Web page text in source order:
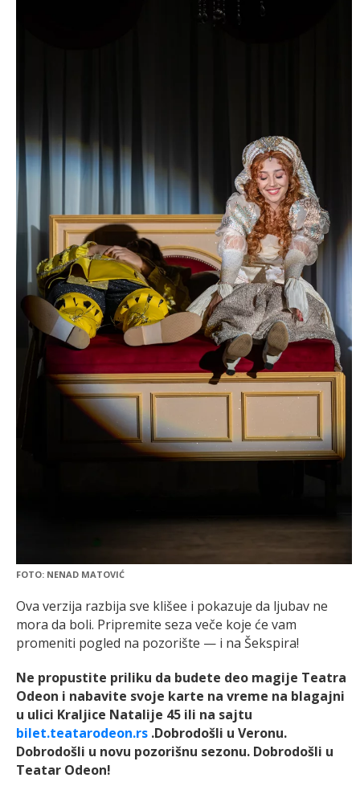
FOTO: NENAD MATOVIĆ
Ova verzija razbija sve klišee i pokazuje da ljubav ne
mora da boli. Pripremite seza veče koje će vam
promeniti pogled na pozorište — i na Šekspira!
Ne propustite priliku da budete deo magije Teatra
Odeon i nabavite svoje karte na vreme na blagajni
u ulici Kraljice Natalije 45 ili na sajtu
bilet.teatarodeon.rs .Dobrodošli u Veronu.
Dobrodošli u novu pozorišnu sezonu. Dobrodošli u
Teatar Odeon!